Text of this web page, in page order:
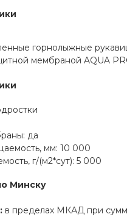
горнолыжные
мембраной AQUA
да
мм: 10 000
г/(м2*сут): 5 000
Минску
в пределах МКАД при